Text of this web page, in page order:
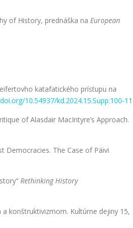
of History, prednáška na European
katafatického prístupu na
10.54937/kd.2024.15.Supp.100-
of Alasdair MacIntyre’s Approach.
Democracies. The Case of Päivi
Rethinking History
konštruktivizmom. Kultúrne dejiny 15,